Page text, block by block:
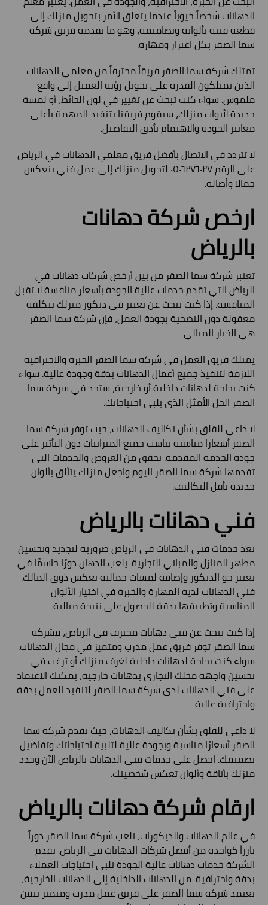
الدهانات شخصاً حيوياً عندما يتعلق الأمر بتحويل منزلك إلى
قطعة فنية بألوانه وتصاميمه، وهو ما يقدمه فريق شركة
سما الصقر بكل اعتزاز ومهارة.
تمتلك شركة سما الصقر فريقاً محترفاً من معلمي الدهانات
الذين يمتلكون القدرة على تحويل رؤية العميل إلى واقع
ملموس. سواء كنت تبحث عن تغيير في لون الحائط، أو لمسة
جديدة لأبواب منزلك، سيقوم فريقنا بتنفيذ المهمة بأعلى
معايير الجودة والاهتمام بأدق التفاصيل.
لا تتردد في الاتصال بأفضل فريق معلمي الدهانات في الرياض
على الرقم ٠٥٠٦٢٧٦٠٢٧ لتحويل منزلك إلى عمل فني ينعكس
جمالا وأصالة.
ارخص شركة دهانات
بالرياض
تعتبر شركة سما الصقر من بين أرخص شركات دهانات في
الرياض التي تقدم خدمات عالية الجودة بأسعار منافسة لا تقبل
المنافسة. إذا كنت تبحث عن تغيير في ديكور منزلك بتكلفة
معقولة دون التضحية بجودة العمل، فإن شركة سما الصقر
هي الخيار المثالي.
يمتلك فريق العمل في شركة سما الصقر الخبرة والاحترافية
اللازمة لتنفيذ جميع أعمال الدهانات بدقة وجودة عالية. سواء
كنت بحاجة لدهانات داخلية أو خارجية، ستجد في شركة سما
الصقر الحل الأمثل الذي يلبي احتياجاتك.
لا داعي للقلق بشأن تكاليف الدهانات، حيث توفر شركة سما
الصقر أسعارا مناسبة تناسب جميع الميزانيات دون التأثير على
جودة الخدمة المقدمة. تحقق من العروض والخدمات التي
تقدمها شركة سما الصقر اليوم واجعل منزلك يتألق بألوان
جديدة بأقل التكاليف.
فني دهانات بالرياض
تعد خدمات فني الدهانات في الرياض ضرورية لتجديد وتحسين
مظهر المنازل والمباني التجارية. يلعب الدهان دورًا حاسمًا في
تغيير جو الديكور وإضافة لمسات جمالية تعكس ذوق المالك.
فني الدهانات لديه المهارة والخبرة في اختيار الألوان
المناسبة وتطبيقها بدقة للحصول على نتيجة مثالية.
إذا كنت تبحث عن فني دهانات محترف في الرياض، فشركة
سما الصقر توفر فريق عمل مدرب ومتميز في مجال الدهانات.
سواء كنت بحاجة لدهانات داخلية لغرف منزلك أو ترغب في
تحسين واجهة محلك التجاري بدهانات خارجية، يمكنك الاعتماد
على فني الدهانات لدى شركة سما الصقر لتنفيذ العمل بدقة
واحترافية عالية.
لا داعي للقلق بشأن تكاليف الدهانات، حيث تقدم شركة سما
الصقر أسعارًا مناسبة وبجودة عالية لتلبية احتياجاتك وتفاضيل
تصميمك. احصل على خدمات فني الدهانات بالرياض الآن وجدد
منزلك بأناقة وألوان تعكس شخصيتك.
ارقام شركة دهانات بالرياض
في عالم الدهانات والديكورات، تلعب شركة سما الصقر دوراً
بارزاً كواحدة من أفضل شركات الدهانات في الرياض. تقدم
الشركة خدمات دهانات عالية الجودة تلبي احتياجات العملاء
بدقة واحترافية. من الدهانات الداخلية إلى الدهانات الخارجية،
تعتمد شركة سما الصقر على فريق عمل مدرب ومتميز يتقن